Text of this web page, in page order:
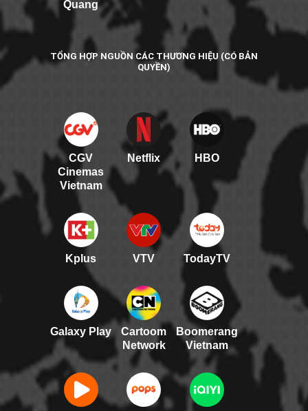
Quang
TỔNG HỢP NGUỒN CÁC THƯƠNG HIỆU (CÓ BẢN
QUYỀN)
CGV
Cinemas
Vietnam
Netflix HBO
Kplus VTV TodayTV
Galaxy Play
Cartoom
Network
Boomerang
Vietnam